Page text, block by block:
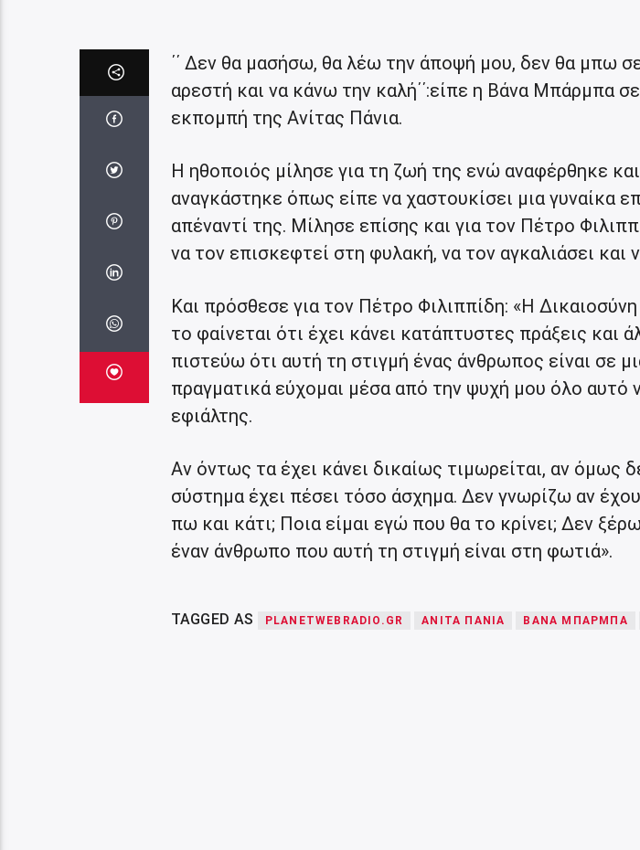
΄΄ Δεν θα μασήσω, θα λέω την άποψή μου, δεν θα μπω
αρεστή και να κάνω την καλή΄΄:είπε η Βάνα Μπάρμπα
εκπομπή της Ανίτας Πάνια.
Η ηθοποιός μίλησε για τη ζωή της ενώ αναφέρθηκε
αναγκάστηκε όπως είπε να χαστουκίσει μια γυναίκα
απέναντί της. Μίλησε επίσης και για τον Πέτρο
να τον επισκεφτεί στη φυλακή, να τον αγκαλιάσει και
Και πρόσθεσε για τον Πέτρο Φιλιππίδη: «Η
το φαίνεται ότι έχει κάνει κατάπτυστες πράξεις και
πιστεύω ότι αυτή τη στιγμή ένας άνθρωπος είναι σε
πραγματικά εύχομαι μέσα από την ψυχή μου όλο αυτό
εφιάλτης.
Αν όντως τα έχει κάνει δικαίως τιμωρείται, αν όμως
σύστημα έχει πέσει τόσο άσχημα. Δεν γνωρίζω αν
πω και κάτι; Ποια είμαι εγώ που θα το κρίνει; Δεν
έναν άνθρωπο που αυτή τη στιγμή είναι στη φωτιά».
TAGGED AS PLANETWEBRADIO.GR ΑΝΊΤΑ ΠΆΝΙΑ ΒΆΝΑ ΜΠΆΡΜΠΑ